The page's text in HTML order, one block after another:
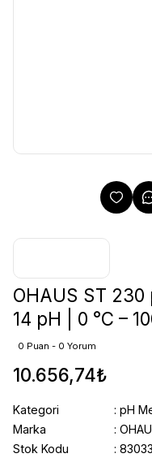
OHAUS ST
14 pH | 0 °C –
0 Puan - 0 Yorum
10.656,74₺
Kategori
pH
Marka
Stok Kodu